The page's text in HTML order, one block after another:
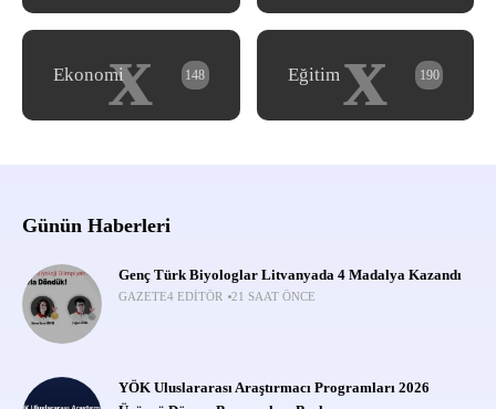
x
Ekonomi 148 x
Eğitim 190
Günün Haberleri
Genç Türk Biyologlar Litvanyada 4 Madalya Kazandı
GAZETE4 EDITÖR 21 SAAT ÖNCE
YÖK Uluslararası Araştırmacı Programları 2026